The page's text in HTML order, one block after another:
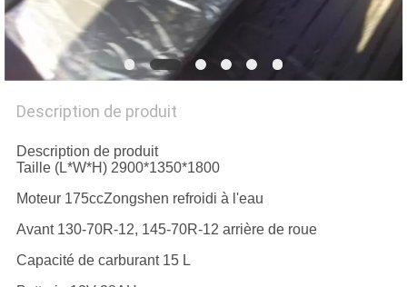
PLAN
DU
SITE
PRIVACY
POLICY
Description de produit
Description de produit
Taille (L*W*H) 2900*1350*1800
Moteur 175ccZongshen refroidi à l'eau
Avant 130-70R-12, 145-70R-12 arrière de roue
Capacité de carburant 15 L